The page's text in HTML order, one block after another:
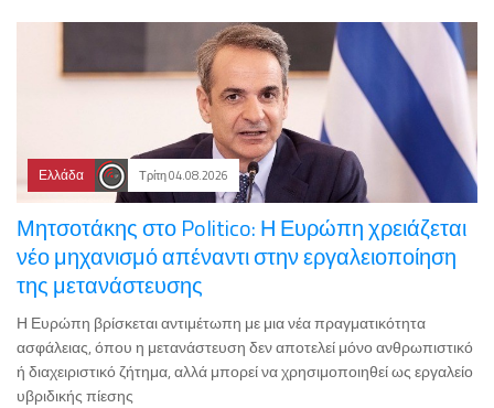
Ελλάδα Τρίτη 04.08.2026
Μητσοτάκης στο Politico: Η Ευρώπη χρειάζεται
νέο μηχανισμό απέναντι στην εργαλειοποίηση
της μετανάστευσης
Η Ευρώπη βρίσκεται αντιμέτωπη με μια νέα πραγματικότητα
ασφάλειας, όπου η μετανάστευση δεν αποτελεί μόνο ανθρωπιστικό
ή διαχειριστικό ζήτημα, αλλά μπορεί να χρησιμοποιηθεί ως εργαλείο
υβριδικής πίεσης